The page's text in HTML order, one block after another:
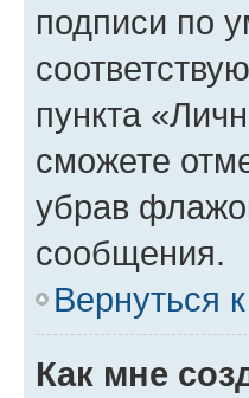
подписи по
пункта
сможете
убрав
сообщения.
Вернуться
Как мне